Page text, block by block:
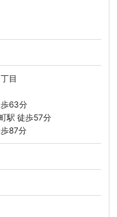
目
63分
駅 徒歩57分
87分